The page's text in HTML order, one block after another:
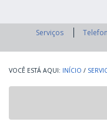
Serviços
INÍCIO /